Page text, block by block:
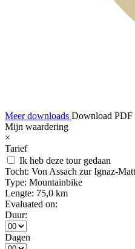
Meer downloads Download PDF
Mijn waardering
×
Tarief
Ik heb deze tour gedaan
Tocht: Von Assach zur Ignaz-
Type: Mountainbike
Lengte: 75,0 km
Evaluated on:
Duur:
Dagen